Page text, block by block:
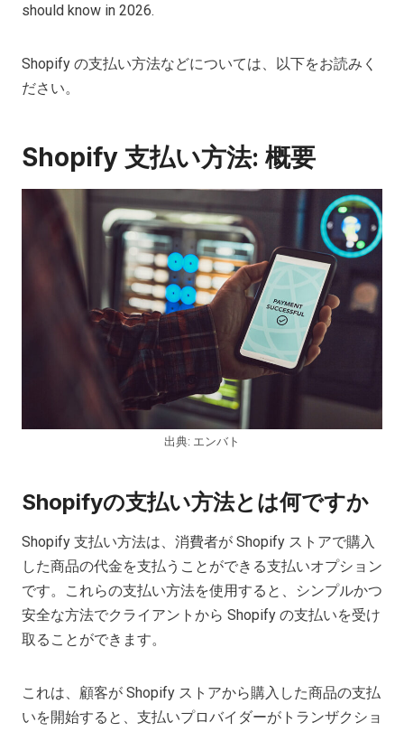
should know in 2026.
Shopify の支払い方法などについては、以下をお読みく
ださい。
Shopify 支払い方法: 概要
出典: エンバト
Shopifyの支払い方法とは何ですか
Shopify 支払い方法は、消費者が Shopify ストアで購入
した商品の代金を支払うことができる支払いオプション
です。これらの支払い方法を使用すると、シンプルかつ
安全な方法でクライアントから Shopify の支払いを受け
取ることができます。
これは、顧客が Shopify ストアから購入した商品の支払
いを開始すると、支払いプロバイダーがトランザクショ